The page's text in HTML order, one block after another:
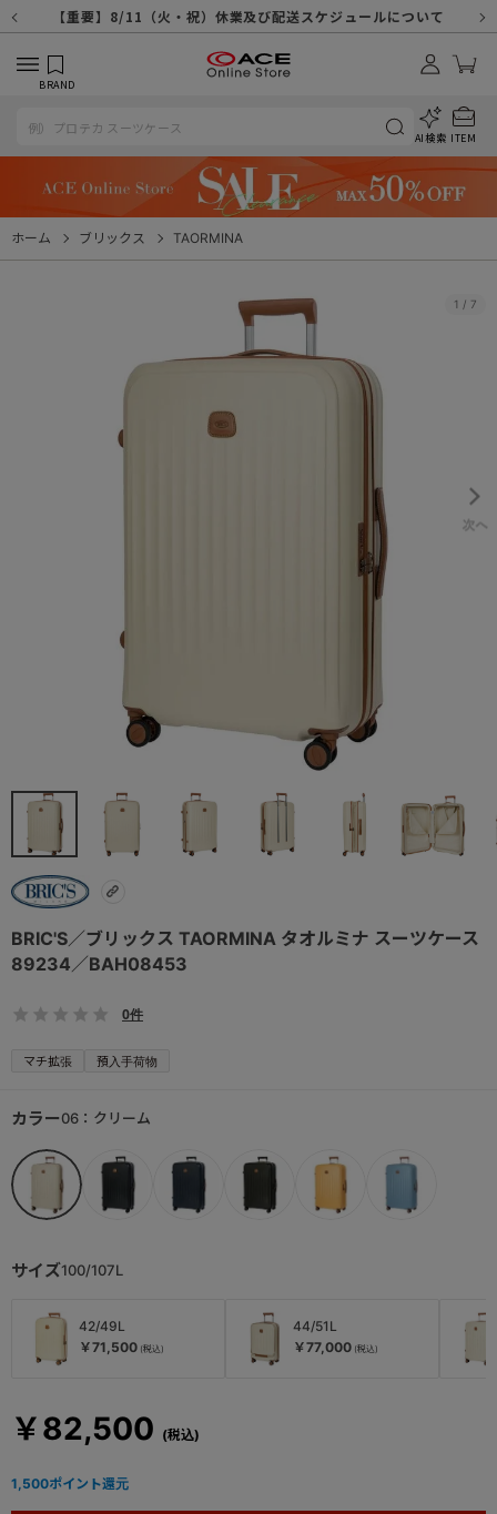
【重要】システムエラーによる出荷遅延につきまして
【重要】8/11（火・祝）休業及び配送スケジュールについて
【重要】令和８年熊本地震に伴う配送への影響について
【重要】納品書・領収書ペーパーレス化（電子化）のお知らせ
【重要】天候不良や交通状況・物量増等に伴う配送への影響について
【重要】悪質な詐欺サイトにご注意ください
【重要】各種メールが届かない場合に関しまして
【重要】お問い合わせのご対応に関しまして
【重要】SNSのなりすまし詐欺にご注意ください
BRAND
AI検索 ITEM
ホーム ブリックス TAORMINA
1 / 7
BRIC'S／ブリックス TAORMINA タオルミナ スーツケース
89234／BAH08453
0件
マチ拡張 預入手荷物
￥82,500
サイズ100/107L
42/49L
￥71,500
44/51L
￥77,000
カラー06：クリーム
1,500ポイント還元